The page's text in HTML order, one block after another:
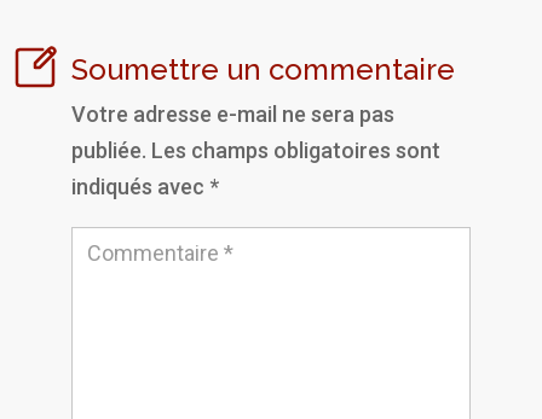
Soumettre un commentaire
Votre adresse e-mail ne sera pas
publiée. Les champs obligatoires sont
indiqués avec *